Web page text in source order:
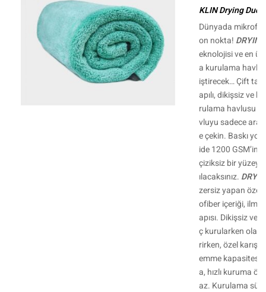
KLIN Drying Duo
Dünyada
on nokta!
eknolojisi ve en
a kurulama
iştirecek… Çift
apılı, dikişsiz ve
rulama havlusu
vluyu sadece
e çekin. Baskı
ide 1200 GSM’in
çiziksiz bir yüzey
ılacaksınız.
zersiz yapan özel
ofiber içeriği,
apısı. Dikişsiz ve
ç kurularken
rirken, özel
emme
a, hızlı kuruma
az. Kurulama